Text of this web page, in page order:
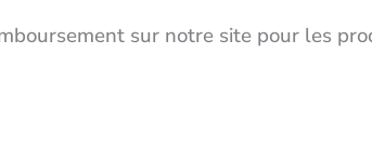
sur notre site pour les